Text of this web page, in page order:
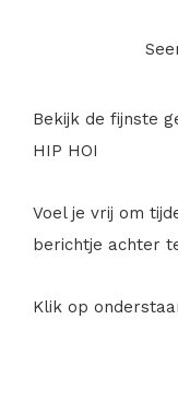
Bekijk de fijnste
HIP HOI
Voel je vrij om
berichtje achter
Klik op